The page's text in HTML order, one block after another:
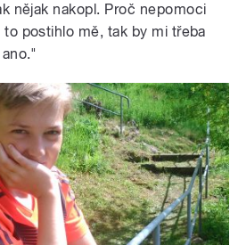
nějak nakopl. Proč nepomoci
postihlo mě, tak by mi třeba